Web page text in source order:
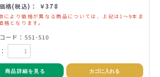
格(税込)： ￥378
により価格が異なる商品については、上記は1～9本ま
格となります。
ード：551-510
商品詳細を見る カゴに入れる